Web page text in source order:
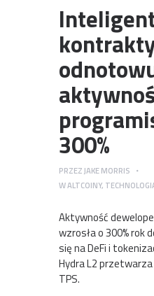
300%
PRZEZ JAKE MORRIS
WALTCOINY,
Aktywność
wzrosła o 300% rok
się na DeFi i
Hydra L2
TPS.